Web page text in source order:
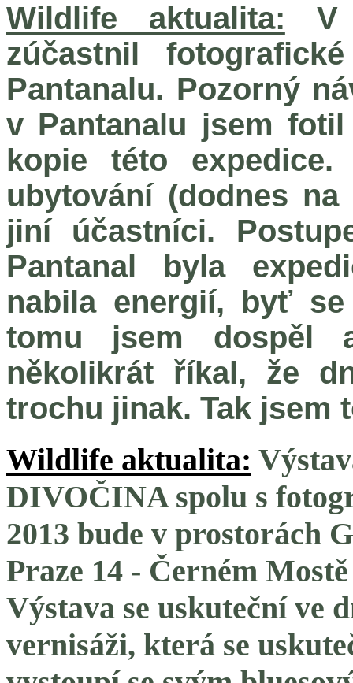
Wildlife aktualita: V
zúčastnil
Pantanalu. Pozorný
v Pantanalu jsem
kopie této expedice.
ubytování (dodnes
jiní účastníci.
Pantanal byla
nabila energií, byť
tomu jsem dospěl
několikrát říkal, že
trochu jinak. Tak jsem
Wildlife aktualita:
DIVOČINA spolu s
2013 bude v prostorách
Praze 14 - Černém
Výstava se uskuteční ve
vernisáži, která se